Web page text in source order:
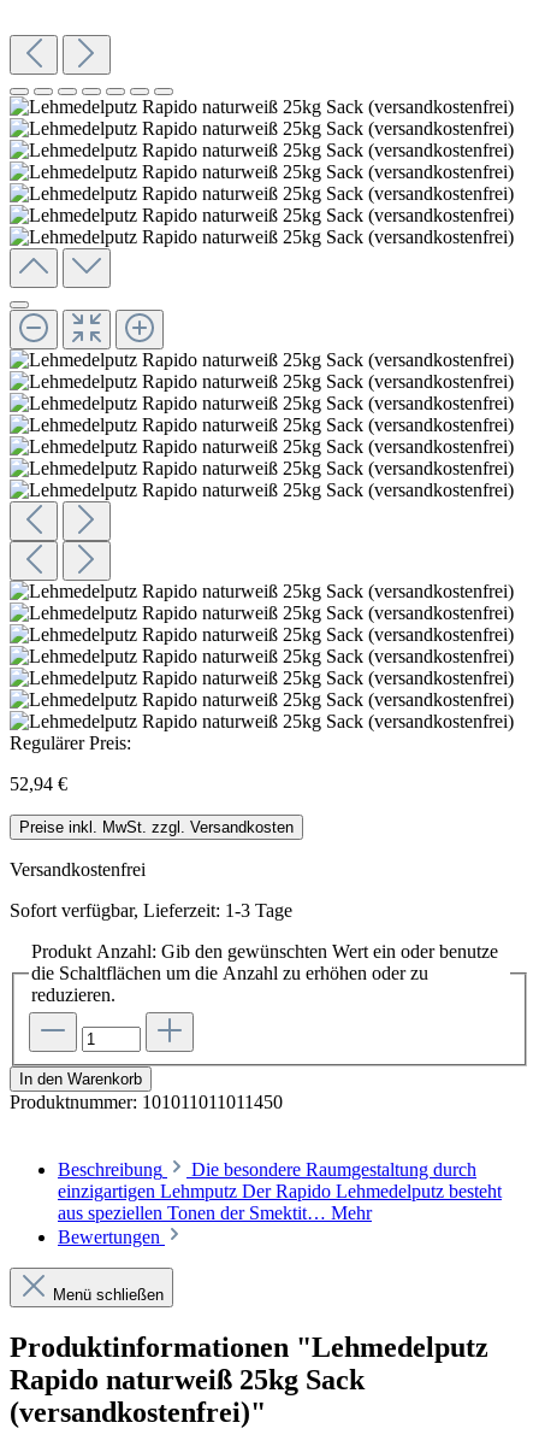
Regulärer Preis:
52,94 €
Preise inkl. MwSt. zzgl. Versandkosten
Versandkostenfrei
Sofort verfügbar, Lieferzeit: 1-3 Tage
Produkt Anzahl: Gib den gewünschten Wert ein oder benutze
die Schaltflächen um die Anzahl zu erhöhen oder zu
reduzieren.
In den Warenkorb
Produktnummer: 101011011011450
Beschreibung
Die besondere Raumgestaltung durch
einzigartigen Lehmputz Der Rapido Lehmedelputz besteht
aus speziellen Tonen der Smektit… Mehr
Bewertungen
Menü schließen
Produktinformationen "Lehmedelputz
Rapido naturweiß 25kg Sack
(versandkostenfrei)"